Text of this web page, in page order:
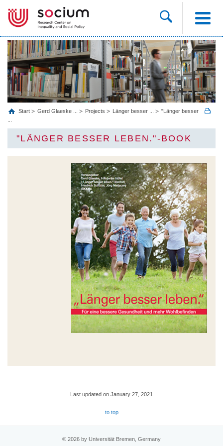
Start Gerd Glaeske ... Projects Länger besser ...
"Länger besser
"LÄNGER BESSER LEBEN."-BOOK
Last updated on January 27, 2021
to top
© 2026 by Universität Bremen, Germany